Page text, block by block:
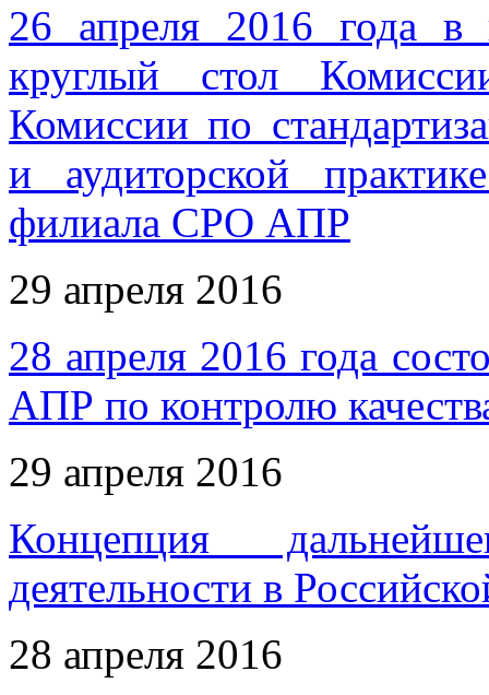
26 апреля 2016 года в
круглый стол
Комиссии по
и аудиторской
филиала СРО АПР
29 апреля 2016
28 апреля 2016 года
АПР по контролю
29 апреля 2016
Концепция
деятельности в
28 апреля 2016